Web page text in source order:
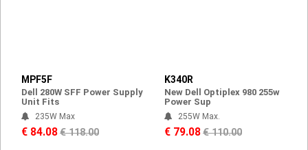
MPF5F
Dell 280W SFF Power Supply
Unit Fits
235W Max
€ 84.08€ 118.00
K340R
New Dell Optiplex 980 255w
Power Sup
255W Max.
€ 79.08€ 110.00